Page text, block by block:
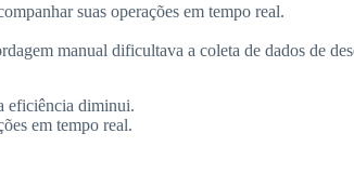
suas operações em tempo real.
manual dificultava a coleta de dados de
eficiência diminui.
em tempo real.